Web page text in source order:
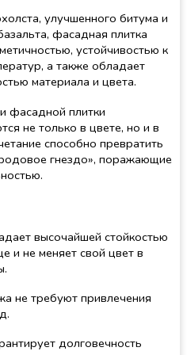
улучшенного битума и
фасадная плитка
устойчивостью к
а также обладает
материала и цвета.
фасадной плитки
не только в цвете, но и в
способно превратить
гнездо», поражающие
высочайшей стойкостью
и не меняет свой цвет в
не требуют привлечения
долговечность